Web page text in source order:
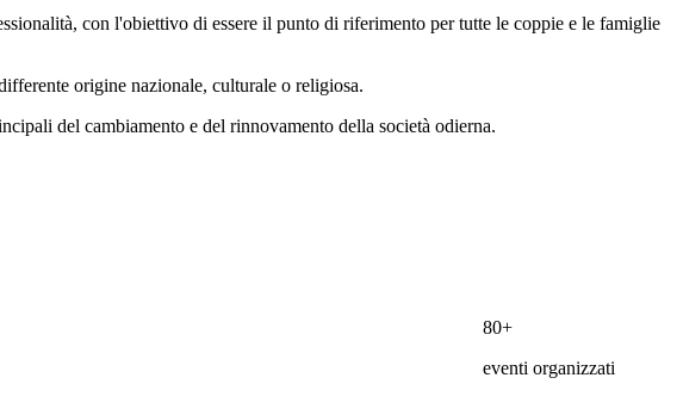
con l'obiettivo di essere il punto di riferimento per tutte le coppie e le famiglie
origine nazionale, culturale o religiosa.
del cambiamento e del rinnovamento della società odierna.
45+
professionisti coinvolti